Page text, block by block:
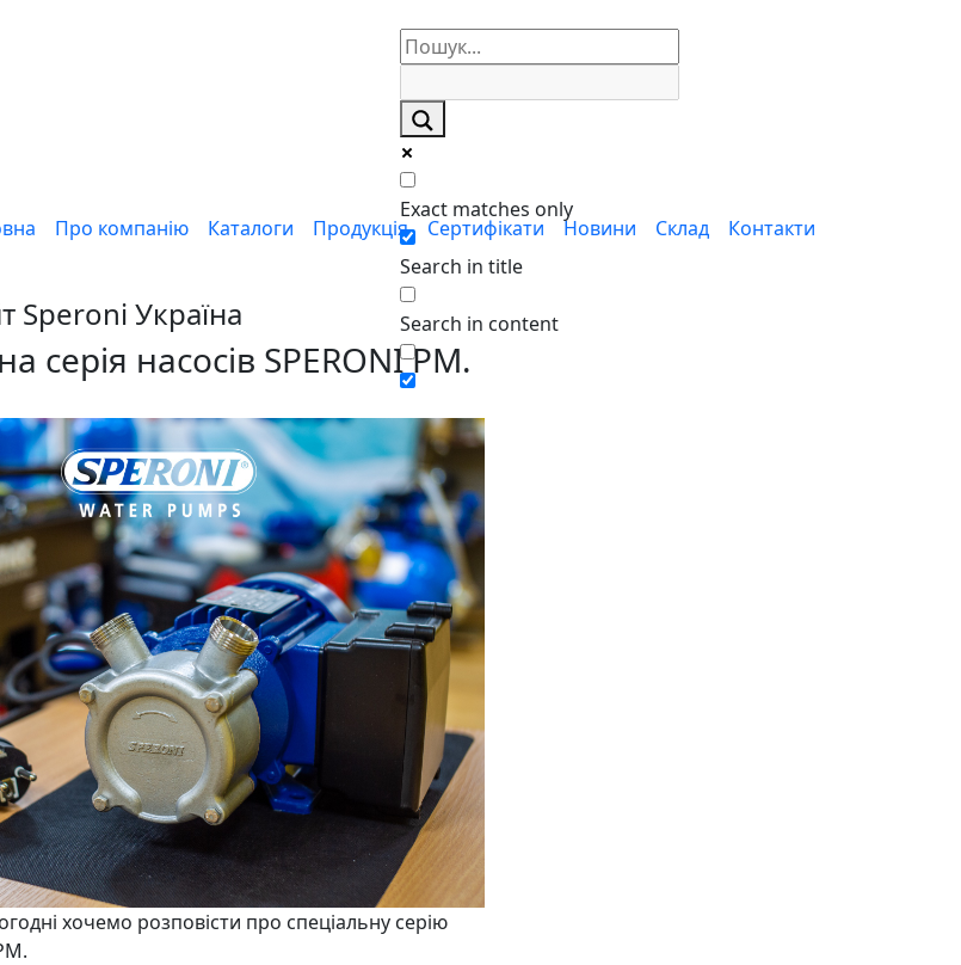
Exact matches only
Search in title
Search in content
Про компанію Каталоги Продукція Сертифікати Новини Cклад Контакти
Speroni Україна ІНТЕРНЕТ-МАГАЗИН
серія насосів SPERONI PM.
хочемо розповісти про спеціальну серію